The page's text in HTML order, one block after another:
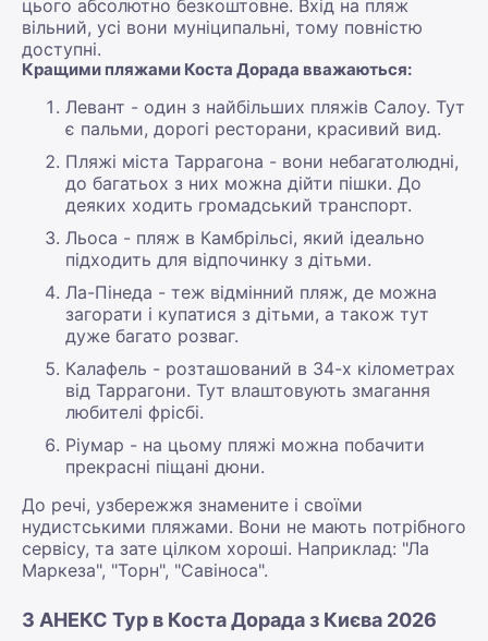
цього абсолютно безкоштовне. Вхід на пляж
вільний, усі вони муніципальні, тому повністю
доступні.
Кращими пляжами Коста Дорада вважаються:
Левант - один з найбільших пляжів Салоу. Тут
є пальми, дорогі ресторани, красивий вид.
Пляжі міста Таррагона - вони небагатолюдні,
до багатьох з них можна дійти пішки. До
деяких ходить громадський транспорт.
Льоса - пляж в Камбрільсі, який ідеально
підходить для відпочинку з дітьми.
Ла-Пінеда - теж відмінний пляж, де можна
загорати і купатися з дітьми, а також тут
дуже багато розваг.
Калафель - розташований в 34-х кілометрах
від Таррагони. Тут влаштовують змагання
любителі фрісбі.
Ріумар - на цьому пляжі можна побачити
прекрасні піщані дюни.
До речі, узбережжя знамените і своїми
нудистськими пляжами. Вони не мають потрібного
сервісу, та зате цілком хороші. Наприклад: "Ла
Маркеза", "Торн", "Савіноса".
З АНЕКС Тур в Коста Дорада з Києва 2026